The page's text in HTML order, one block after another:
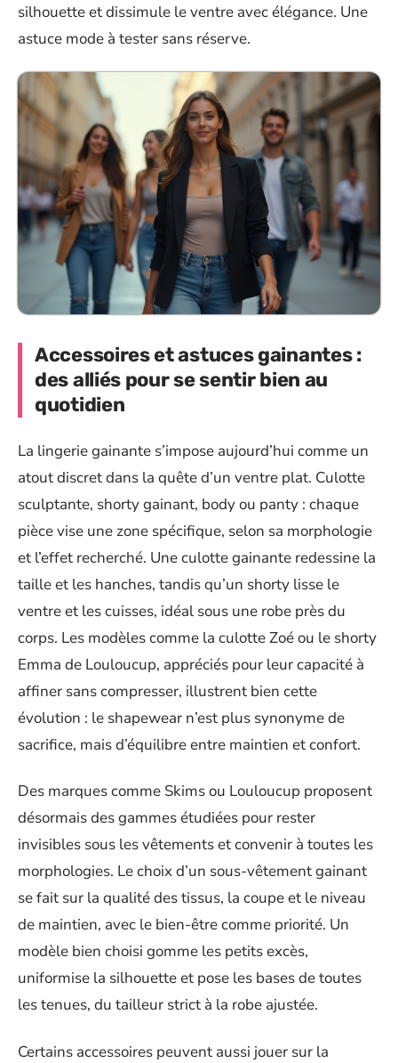
silhouette et dissimule le ventre avec élégance. Une
astuce mode à tester sans réserve.
Accessoires et astuces gainantes :
des alliés pour se sentir bien au
quotidien
La lingerie gainante s’impose aujourd’hui comme un
atout discret dans la quête d’un ventre plat. Culotte
sculptante, shorty gainant, body ou panty : chaque
pièce vise une zone spécifique, selon sa morphologie
et l’effet recherché. Une culotte gainante redessine la
taille et les hanches, tandis qu’un shorty lisse le
ventre et les cuisses, idéal sous une robe près du
corps. Les modèles comme la culotte Zoé ou le shorty
Emma de Louloucup, appréciés pour leur capacité à
affiner sans compresser, illustrent bien cette
évolution : le shapewear n’est plus synonyme de
sacrifice, mais d’équilibre entre maintien et confort.
Des marques comme Skims ou Louloucup proposent
désormais des gammes étudiées pour rester
invisibles sous les vêtements et convenir à toutes les
morphologies. Le choix d’un sous-vêtement gainant
se fait sur la qualité des tissus, la coupe et le niveau
de maintien, avec le bien-être comme priorité. Un
modèle bien choisi gomme les petits excès,
uniformise la silhouette et pose les bases de toutes
les tenues, du tailleur strict à la robe ajustée.
Certains accessoires peuvent aussi jouer sur la